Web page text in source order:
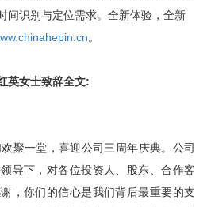
间识别与定位需求。全新体验，全新
。
英女士致辞全文:
一堂，喜迎公司三周年庆典。公司
导下，对各位投资人、股东、合作客
，你们的信心是我们背后最重要的支